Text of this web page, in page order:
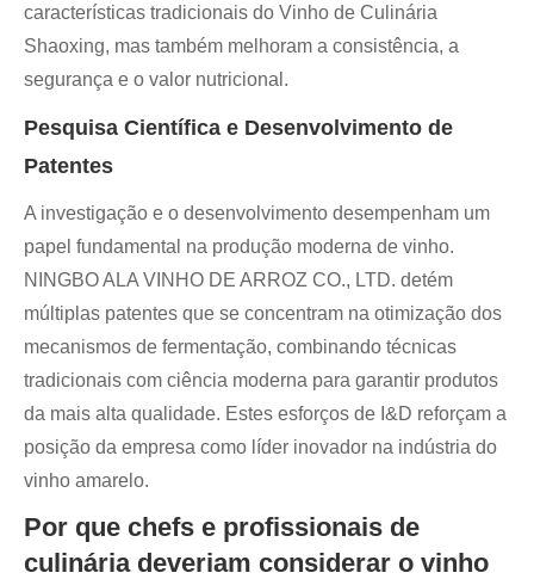
características tradicionais do Vinho de Culinária
Shaoxing, mas também melhoram a consistência, a
segurança e o valor nutricional.
Pesquisa Científica e Desenvolvimento de
Patentes
A investigação e o desenvolvimento desempenham um
papel fundamental na produção moderna de vinho.
NINGBO ALA VINHO DE ARROZ CO., LTD. detém
múltiplas patentes que se concentram na otimização dos
mecanismos de fermentação, combinando técnicas
tradicionais com ciência moderna para garantir produtos
da mais alta qualidade. Estes esforços de I&D reforçam a
posição da empresa como líder inovador na indústria do
vinho amarelo.
Por que chefs e profissionais de
culinária deveriam considerar o vinho